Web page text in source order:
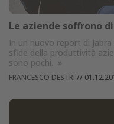
Le aziende soffrono
In un nuovo report di
sfide della produttività
sono pochi. »
FRANCESCO DESTRI //